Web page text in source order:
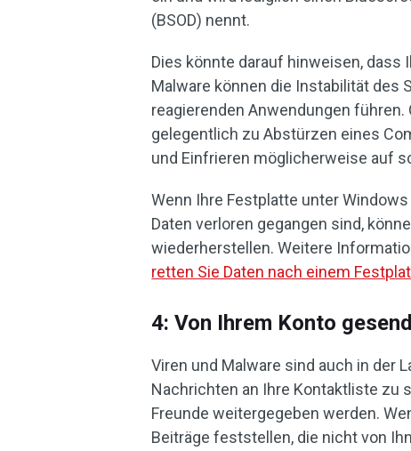
(BSOD) nennt.
Dies könnte darauf hinweisen, dass
Malware können die Instabilität des
reagierenden Anwendungen
gelegentlich zu Abstürzen eines
und Einfrieren möglicherweise auf
Wenn Ihre Festplatte unter
Daten verloren gegangen sind,
wiederherstellen. Weitere
retten Sie Daten nach einem
4: Von Ihrem Konto
Viren und Malware sind auch in der
Nachrichten an Ihre Kontaktliste zu
Freunde weitergegeben werden.
Beiträge feststellen, die nicht von